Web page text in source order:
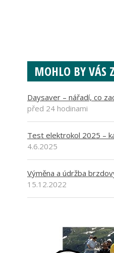
MOHLO BY VÁS
Daysaver – nářadí, co
před 24 hodinami
Test elektrokol 2025 –
4.6.2025
Výměna a údržba
15.12.2022